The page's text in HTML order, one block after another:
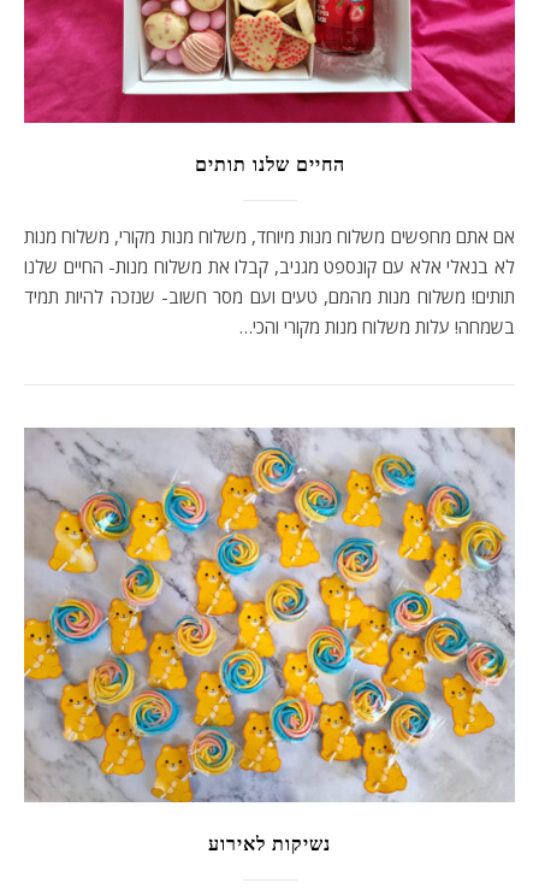
החיים שלנו תותים
אם אתם מחפשים משלוח מנות מיוחד, משלוח מנות מקורי, משלוח מנות
לא בנאלי אלא עם קונספט מגניב, קבלו את משלוח מנות- החיים שלנו
תותים! משלוח מנות מהמם, טעים ועם מסר חשוב- שנזכה להיות תמיד
בשמחה! עלות משלוח מנות מקורי והכי…
נשיקות לאירוע